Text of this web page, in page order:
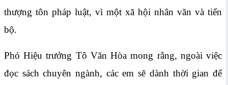
thượng tôn pháp luật, vì một xã hội nhân văn và tiến
bộ.
Phó Hiệu trưởng Tô Văn Hòa mong rằng, ngoài việc
đọc sách chuyên ngành, các em sẽ dành thời gian để